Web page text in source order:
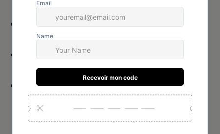
noircit pas, ne rouille pas
Hypoallergénique : convient aux peaux
sensibles
Résistant à l’eau : idéal pour un usage
quotidien
Finition soignée : brillance durable et
élégance intemporelle